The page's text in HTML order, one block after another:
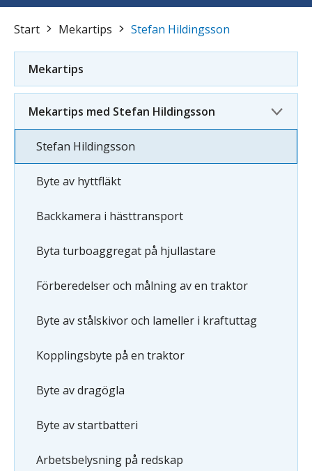
Start Mekartips Stefan Hildingsson
Mekartips
Mekartips med Stefan Hildingsson
Stefan Hildingsson
Byte av hyttfläkt
Backkamera i hästtransport
Byta turboaggregat på hjullastare
Förberedelser och målning av en traktor
Byte av stålskivor och lameller i kraftuttag
Kopplingsbyte på en traktor
Byte av dragögla
Byte av startbatteri
Arbetsbelysning på redskap